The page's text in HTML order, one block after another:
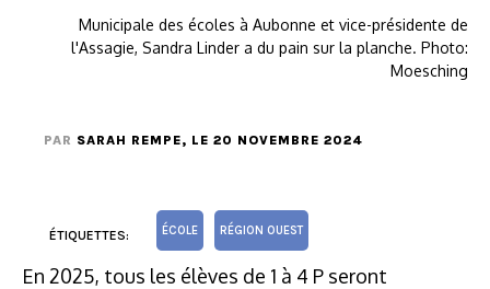
Municipale des écoles à Aubonne et vice-présidente de
l'Assagie, Sandra Linder a du pain sur la planche. Photo:
Moesching
PAR SARAH REMPE, LE 20 NOVEMBRE 2024
ÉTIQUETTES: ÉCOLE RÉGION OUEST
En 2025, tous les élèves de 1 à 4 P seront